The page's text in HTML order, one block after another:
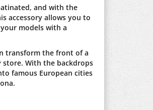
and with the
accessory allows you to
models with a
transform the front of a
With the backdrops
famous European cities